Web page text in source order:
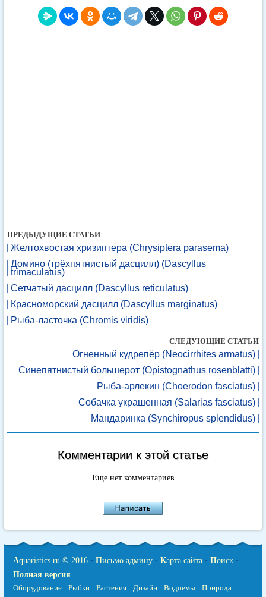
ПРЕДЫДУЩИЕ СТАТЬИ
Желтохвостая хризиптера (Chrysiptera parasema)
Домино (трёхпятнистый дасцилл) (Dascyllus
trimaculatus)
Сетчатый дасцилл (Dascyllus reticulatus)
Красноморский дасцилл (Dascyllus marginatus)
Рыба-ласточка (Chromis viridis)
СЛЕДУЮЩИЕ СТАТЬИ
Огненный кудрепёр (Neocirrhites armatus)
Синепятнистый большерот (Opistognathus rosenblatti)
Рыба-арлекин (Choerodon fasciatus)
Собачка украшенная (Salarias fasciatus)
Мандаринка (Synchiropus splendidus)
Комментарии к этой статье
Еще нет комментариев
Aquaristics.ru © 2016 • Письмо админу • Карта сайта • Поиск •
Полная версия
Оборудование
Рыбки Растения Дизайн Водоемы Природа